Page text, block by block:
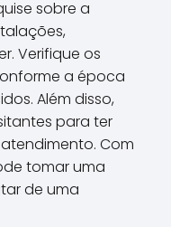
sobre a
Verifique os
a época
Além disso,
para ter
Com
tomar uma
de uma